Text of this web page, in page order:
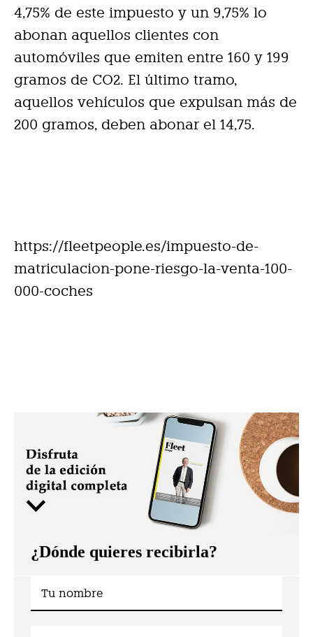
4,75% de este impuesto y un 9,75% lo
abonan aquellos clientes con
automóviles que emiten entre 160 y 199
gramos de CO2. El último tramo,
aquellos vehículos que expulsan más de
200 gramos, deben abonar el 14,75.
https://fleetpeople.es/impuesto-de-
matriculacion-pone-riesgo-la-venta-100-
000-coches
¿Dónde quieres recibirla?